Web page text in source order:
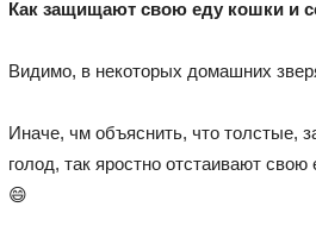
Как защищают свою еду кошки и
Видимо, в некоторых домашних
Иначе, чм объяснить, что толстые,
голод, так яростно отстаивают
😄